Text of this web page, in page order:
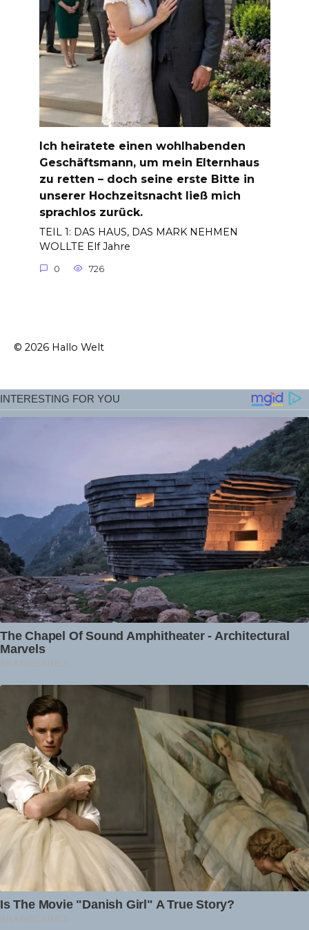
Ich heiratete einen wohlhabenden
Geschäftsmann, um mein Elternhaus
zu retten – doch seine erste Bitte in
unserer Hochzeitsnacht ließ mich
sprachlos zurück.
TEIL 1: DAS HAUS, DAS MARK NEHMEN
WOLLTE Elf Jahre
0 726
© 2026 Hallo Welt